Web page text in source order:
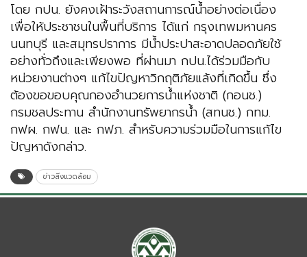
โดย กปน. ยังคงเฝ้าระวังสถานการณ์น้ำอย่างต่อเนื่อง
เพื่อให้ประชาชนในพื้นที่บริการ ได้แก่ กรุงเทพมหานคร
นนทบุรี และสมุทรปราการ มีน้ำประปาสะอาดปลอดภัยใช้
อย่างทั่วถึงและเพียงพอ ที่ผ่านมา กปน.ได้ร่วมมือกับ
หน่วยงานต่างๆ แก้ไขปัญหาวิกฤติภัยแล้งที่เกิดขึ้น ซึ่ง
ต้องขอขอบคุณกองอำนวยการน้ำแห่งชาติ (กอนช.)
กรมชลประทาน สำนักงานทรัพยากรน้ำ (สทนช.) กทม.
กฟผ. กฟน. และ กฟภ. สำหรับความร่วมมือในการแก้ไข
ปัญหาดังกล่าว.
ข่าวสิ่งแวดล้อม